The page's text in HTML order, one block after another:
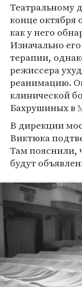
Театральному
конце октября
как у него
Изначально
терапии,
режиссера
реанимацию.
клинической
Бахрушиных в
В дирекции
Виктюка
Там пояснили,
будут